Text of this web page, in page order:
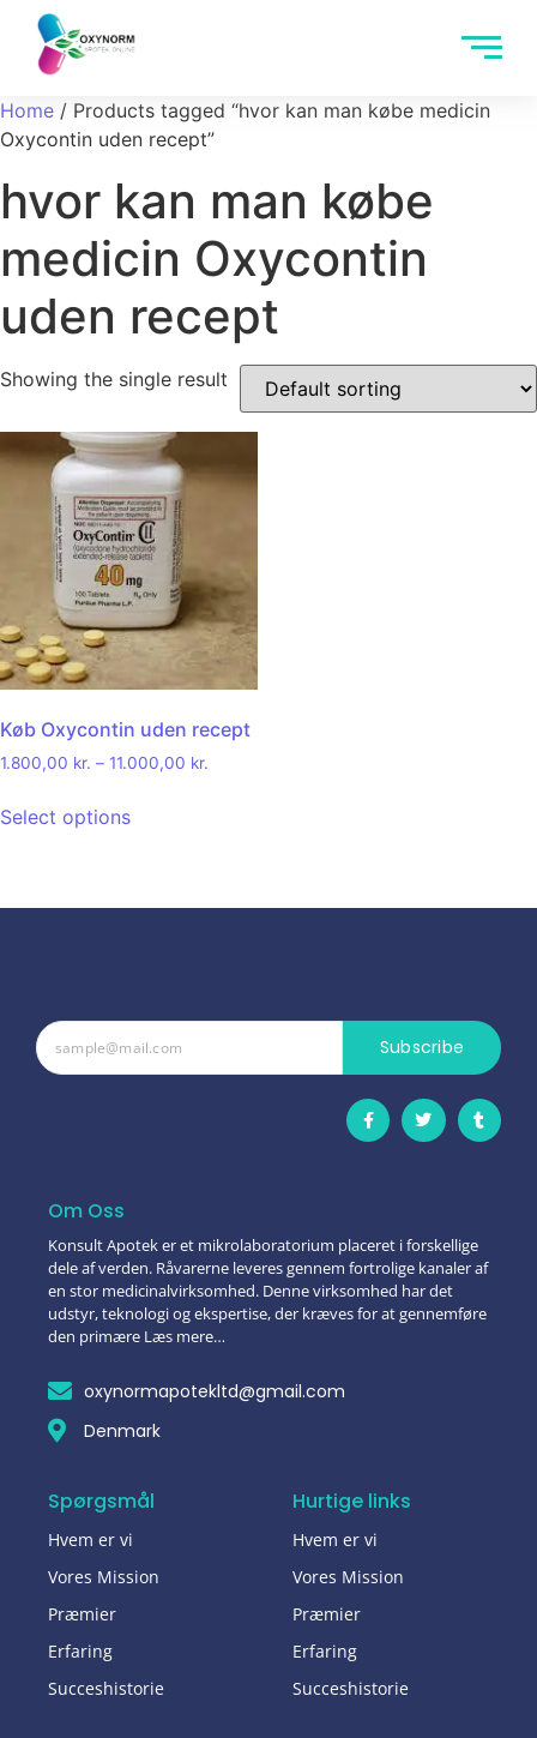
Home / Products tagged “hvor kan man købe medicin
Oxycontin uden recept”
hvor kan man købe
medicin Oxycontin
uden recept
Showing the single result
Køb Oxycontin uden recept
1.800,00 kr. – 11.000,00 kr.
Select options
Subscribe
Om Oss
Konsult Apotek er et mikrolaboratorium placeret i forskellige
dele af verden. Råvarerne leveres gennem fortrolige kanaler af
en stor medicinalvirksomhed. Denne virksomhed har det
udstyr, teknologi og ekspertise, der kræves for at gennemføre
den primære Læs mere…
oxynormapotekltd@gmail.com
Denmark
Spørgsmål
Hvem er vi
Vores Mission
Præmier
Erfaring
Succeshistorie
Hurtige links
Hvem er vi
Vores Mission
Præmier
Erfaring
Succeshistorie